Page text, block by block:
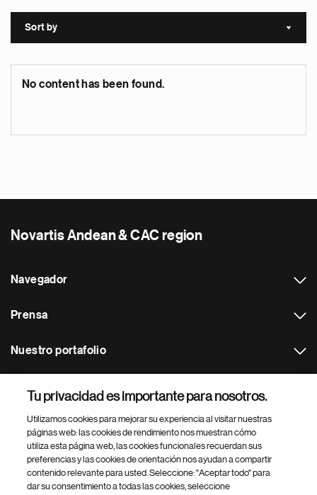
Sort by Sort
No content has been found.
Novartis Andean & CAC region
Navegador
Prensa
Nuestro portafolio
Footer Site Search
Tu privacidad es importante para nosotros.
Utilizamos cookies para mejorar su experiencia al visitar nuestras
páginas web: las cookies de rendimiento nos muestran cómo
utiliza esta página web, las cookies funcionales recuerdan sus
preferencias y las cookies de orientación nos ayudan a compartir
contenido relevante para usted. Seleccione: "Aceptar todo" para
dar su consentimiento a todas las cookies, seleccione